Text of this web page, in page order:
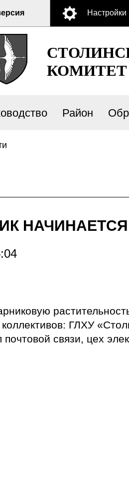
Настройки
КОМИТЕТ
Район
коллективов: ГЛХУ
связи, цех